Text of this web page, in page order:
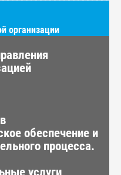
организации
обеспечение и
процесса.
услуги